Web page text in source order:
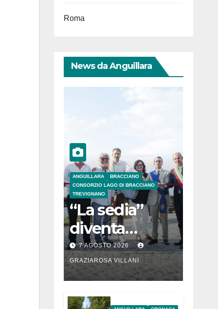
Roma
News da Anguillara
ANGUILLARA
BRACCIANO
CONSORZIO LAGO DI BRACCIANO
TREVIGNANO
“La sedia”
diventa
Belvedere sul
lago di
Bracciano: ieri
l’inaugurazion
7 AGOSTO 2026
GRAZIAROSA VILLANI